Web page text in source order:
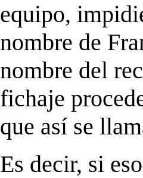
equipo,
nombre de
nombre del
fichaje
que así se
Es decir, si